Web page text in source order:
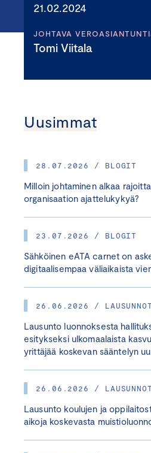
21.02.2024
JOHTAVA
Tomi Viitala
Uusimmat
28.07.2026 / BLOGIT
Milloin johtaminen alkaa
organisaation ajattelukykyä?
23.07.2026 / BLOGIT
Sähköinen eATA carnet on
digitaalisempaa väliaikaista
26.06.2026 / LAUSUNNOT
Lausunto luonnoksesta
esitykseksi ulkomaalaista
yrittäjää koskevan sääntelyn
26.06.2026 / LAUSUNNOT
Lausunto koulujen ja
aikoja koskevasta